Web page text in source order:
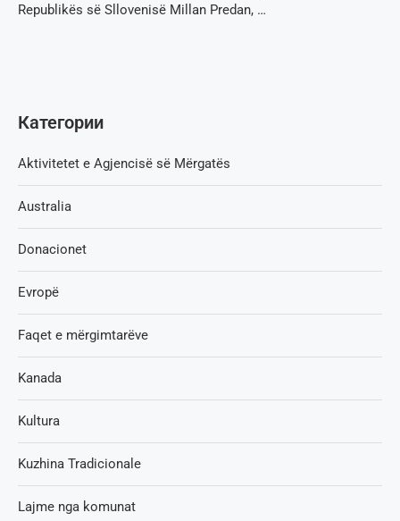
Republikës së Sllovenisë Millan Predan, …
Категории
Aktivitetet e Agjencisë së Мërgatës
Australia
Donacionet
Evropë
Faqet e mërgimtarëve
Kanada
Kultura
Kuzhina Tradicionale
Lajme nga komunat